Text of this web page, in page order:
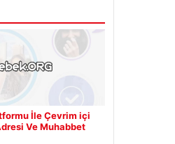
İle Çevrim içi
Ve Muhabbet